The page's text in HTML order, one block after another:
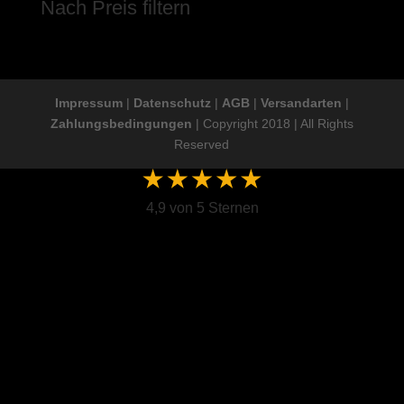
Nach Preis filtern
Impressum| Datenschutz | AGB| Versandarten |
Zahlungsbedingungen | Copyright 2018 | All Rights
Reserved
4,9 von 5 Sternen